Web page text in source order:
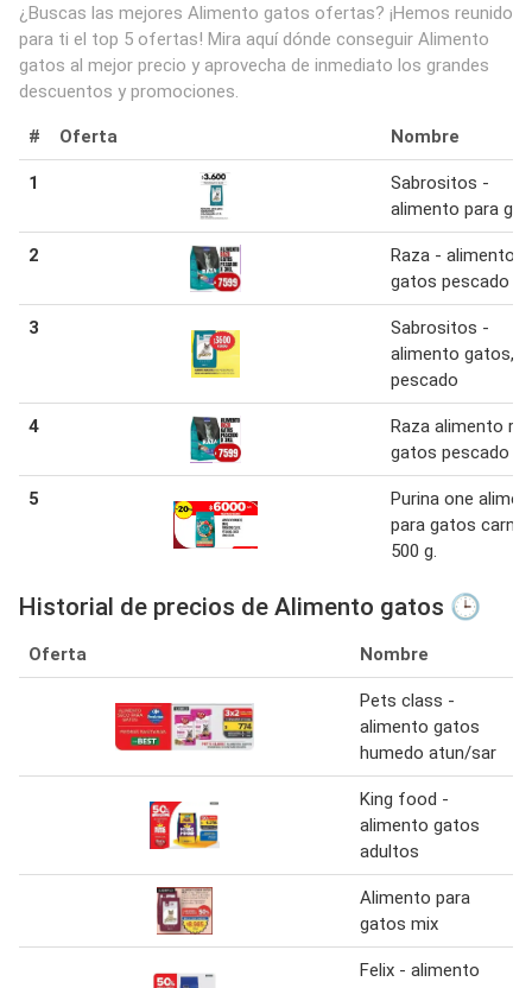
¿Buscas las mejores Alimento gatos ofertas? ¡Hemos reunido
para ti el top 5 ofertas! Mira aquí dónde conseguir Alimento
gatos al mejor precio y aprovecha de inmediato los grandes
descuentos y promociones.
# Oferta Nombre
1
Sabrositos -
alimento para
2
Raza - alimento
gatos pescado
3
Sabrositos -
alimento gatos,
pescado
4
Raza alimento
gatos pescado 3
5
Purina one
para gatos carne
500 g.
Historial de precios de Alimento gatos 🕒
Oferta Nombre
Pets class -
alimento gatos
humedo atun/sar
King food -
alimento gatos
adultos
Alimento para
gatos mix
Felix - alimento